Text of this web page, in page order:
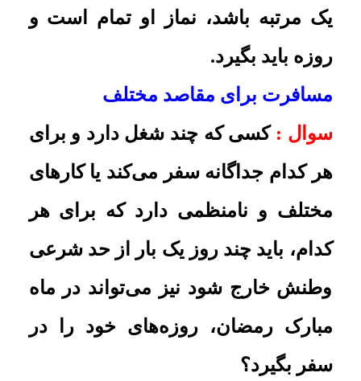
روزۀ کسی که هفته‌ای یک بار برای
سوال :
مرتبه برای تفریح از حد شرعی شهر
خارج می‌شود، حکم نماز و روزه‌اش
چیست؟
پاسخ:باید نماز را تمام بخواند و روزه
بگیرد
سه یا چهار مرتبه مسافرت در ماه
سوال :
شخصی برای شغل مخصوصی
مسافرت نمی‌کند، ولی در ماه سه بار و
یا چهار بار اتفاقاً مسافرت می‌نماید و
تعداد سفرها و روزهای آن هم منظم